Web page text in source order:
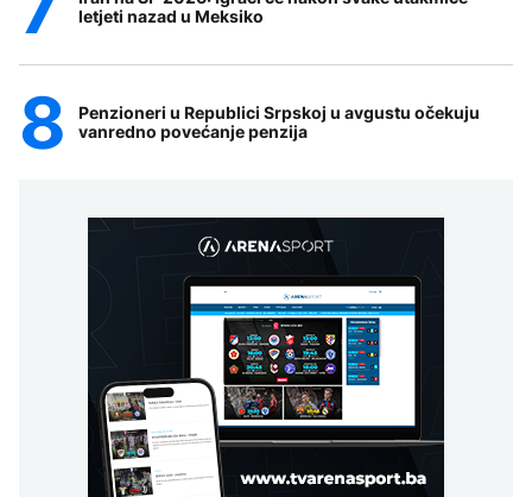
letjeti nazad u Meksiko
Penzioneri u Republici Srpskoj u avgustu očekuju
vanredno povećanje penzija